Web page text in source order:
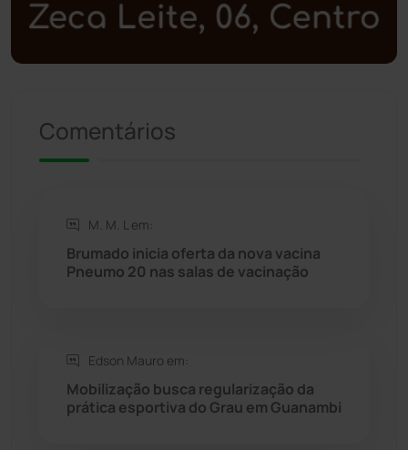
Polícia Militar (27)
Política (03)
Riacho de Santana
Rio de Contas
Rio do Antônio
Saúde
Seabra (50)
Comentários
M. M. L em:
Brumado inicia oferta da nova vacina
Pneumo 20 nas salas de vacinação
Edson Mauro em:
Mobilização busca regularização da
prática esportiva do Grau em Guanambi